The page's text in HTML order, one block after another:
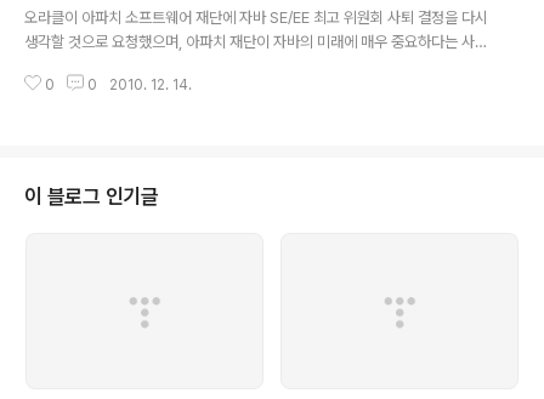
회는 자바 SE 7과 8의 스펙을 승인했다. 아파치 재단은 JCP가 자바 7을 통과
시키고, 오라클이 자바 기술 호환성 키트(TCK)에 대한 제약을 완화시키지 않..
오라클이 아파치 소프트웨어 재단에 자바 SE/EE 최고 위원회 사퇴 결정을 다시
생각할 것으로 요청했으며, 아파치 재단이 자바의 미래에 매우 중요하다는 사실
다는 이유로 위원회 탈퇴한다고 발표했다. 관련 기사 이와 관련해 오라클의 개
책임을 지고 있으며, 수백만의 자바 개발자와 최고 위원회의 대다수가 동의하는
자바 표준의 통일성을 유지해야 한다. 아파치가 스스로의 중요성을 다시 한 번
0 0 2010. 12. 14.
이 블로그 인기글